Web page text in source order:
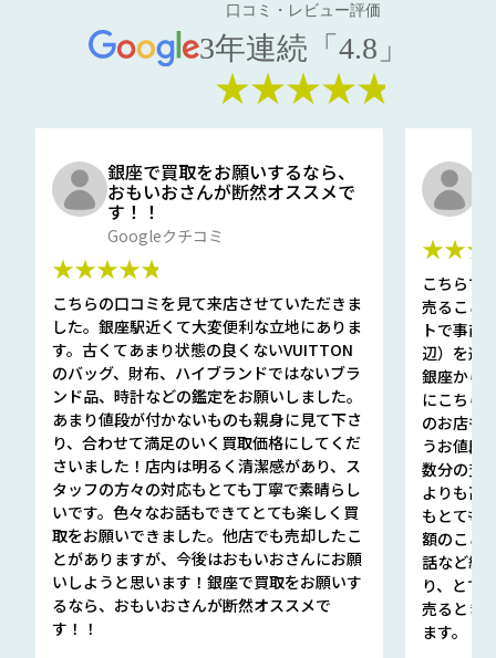
口コミ・レビュー評価
3年連続「4.8」
★★★★★
銀座で買取をお願いするなら、
おもいおさんが断然オススメで
す！！
Googleクチコミ
★★★★★
こちらの口コミを見て来店させていただきま
した。銀座駅近くて大変便利な立地にありま
す。古くてあまり状態の良くないVUITTON
のバッグ、財布、ハイブランドではないブラ
ンド品、時計などの鑑定をお願いしました。
あまり値段が付かないものも親身に見て下さ
り、合わせて満足のいく買取価格にしてくだ
さいました！店内は明るく清潔感があり、ス
タッフの方々の対応もとても丁寧で素晴らし
いです。色々なお話もできてとても楽しく買
取をお願いできました。他店でも売却したこ
とがありますが、今後はおもいおさんにお願
いしようと思います！銀座で買取をお願いす
るなら、おもいおさんが断然オススメで
す！！
こちらで
売ること
トで事前
辺）を選
銀座から
にこちら
のお店も
うお値段
数分の査
よりも高
もとても
額のこと
話など細
り、とて
売るとき
ます。